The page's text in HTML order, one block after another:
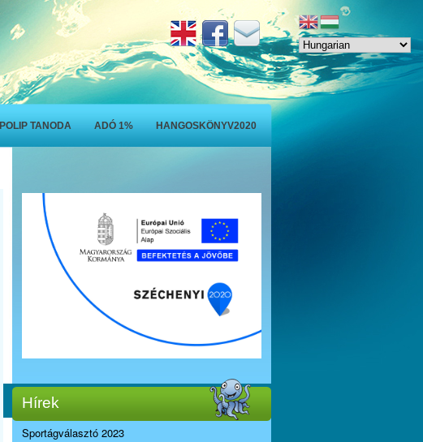
POLIP TANODA ADÓ 1% HANGOSKÖNYV2020
Hírek
Sportágválasztó 2023